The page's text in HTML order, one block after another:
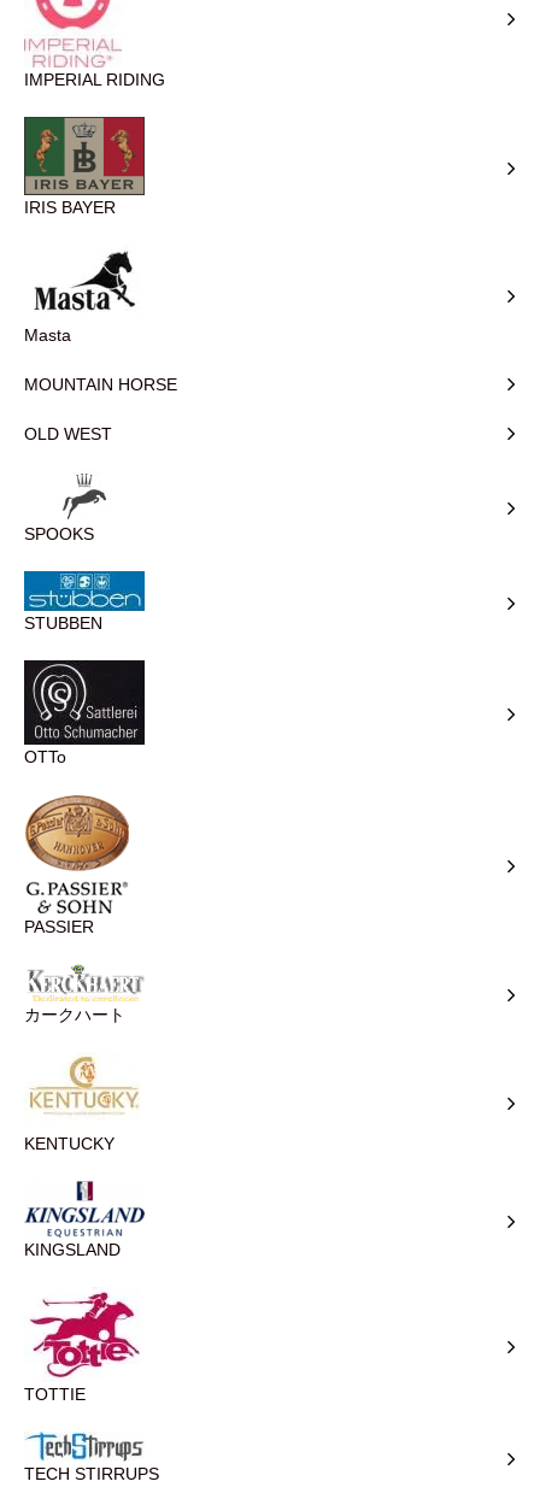
IMPERIAL RIDING
IRIS BAYER
Masta
MOUNTAIN HORSE
OLD WEST
SPOOKS
STUBBEN
OTTo
PASSIER
カークハート
KENTUCKY
KINGSLAND
TOTTIE
TECH STIRRUPS